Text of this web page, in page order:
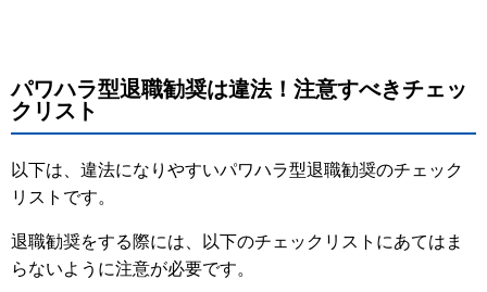
パワハラ型退職勧奨は違法！注意すべきチェッ
クリスト
以下は、違法になりやすいパワハラ型退職勧奨のチェック
リストです。
退職勧奨をする際には、以下のチェックリストにあてはま
らないように注意が必要です。